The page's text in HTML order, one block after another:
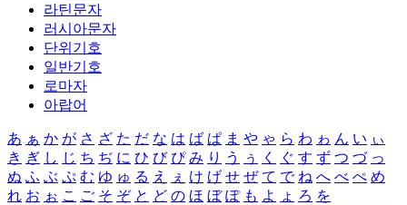
라틴문자
러시아문자
단위기호
일반기호
로마자
아랍어
あ ぁ か が さ ざ た だ な は ば ぱ ま や ゃ ら わ ゎ ん い ぃ
き ぎ し じ ち ぢ に ひ び ぴ み り う ぅ く ぐ す ず つ づ っ
ぬ ふ ぶ ぷ む ゆ ゅ る え ぇ け げ せ ぜ て で ね へ べ ぺ め
れ お ぉ こ ご そ ぞ と ど の ほ ぼ ぽ も よ ょ ろ を